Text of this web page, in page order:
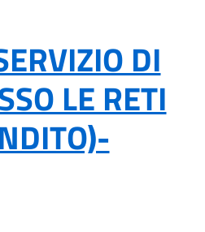
DI
LE RETI